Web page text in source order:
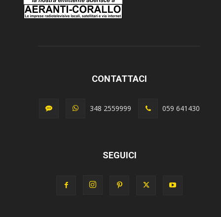
CONTATTACI
348 2559999 059 641430
SEGUICI